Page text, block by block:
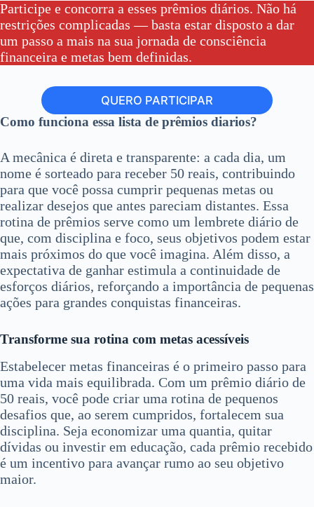
Participe e concorra a esses prêmios diários. Não há
restrições complicadas — basta estar disposto a dar
um passo a mais na sua jornada de consciência
financeira e metas bem definidas.
QUERO PARTICIPAR
Como funciona essa lista de prêmios diarios?
A mecânica é direta e transparente: a cada dia, um
nome é sorteado para receber 50 reais, contribuindo
para que você possa cumprir pequenas metas ou
realizar desejos que antes pareciam distantes. Essa
rotina de prêmios serve como um lembrete diário de
que, com disciplina e foco, seus objetivos podem estar
mais próximos do que você imagina. Além disso, a
expectativa de ganhar estimula a continuidade de
esforços diários, reforçando a importância de pequenas
ações para grandes conquistas financeiras.
Transforme sua rotina com metas acessíveis
Estabelecer metas financeiras é o primeiro passo para
uma vida mais equilibrada. Com um prêmio diário de
50 reais, você pode criar uma rotina de pequenos
desafios que, ao serem cumpridos, fortalecem sua
disciplina. Seja economizar uma quantia, quitar
dívidas ou investir em educação, cada prêmio recebido
é um incentivo para avançar rumo ao seu objetivo
maior.